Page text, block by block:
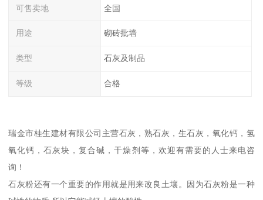
可售卖地 全国
用途 砌砖批墙
类型 石灰及制品
等级 合格
瑞金市桂生建材有限公司主营石灰，熟石灰，生石灰，氧化钙，氢
氧化钙，石灰块，复合碱，干燥剂等，欢迎有需要的人士来电咨
询！
石灰粉还有一个重要的作用就是用来改良土壤。因为石灰粉是一种